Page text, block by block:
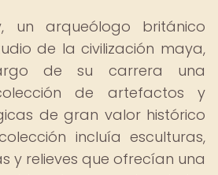
un arqueólogo británico
de la civilización maya,
de su carrera una
de artefactos y
de gran valor histórico
incluía esculturas,
y relieves que ofrecían una